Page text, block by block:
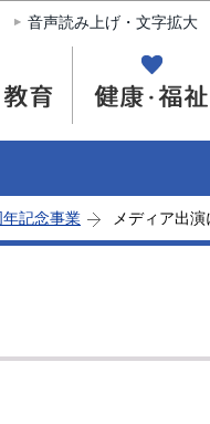
移動
音声読み上げ・文字拡大
記念事業 メディア出